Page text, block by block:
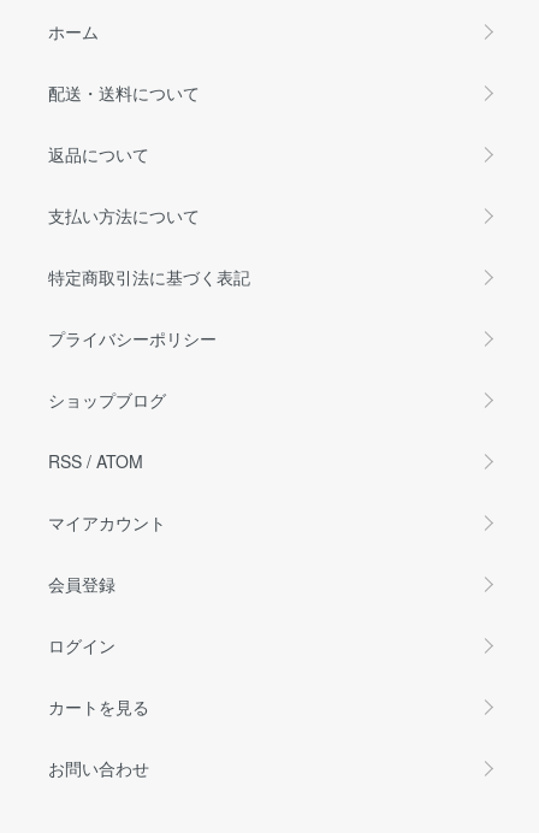
ホーム
配送・送料について
返品について
支払い方法について
特定商取引法に基づく表記
プライバシーポリシー
ショップブログ
RSS / ATOM
マイアカウント
会員登録
ログイン
カートを見る
お問い合わせ